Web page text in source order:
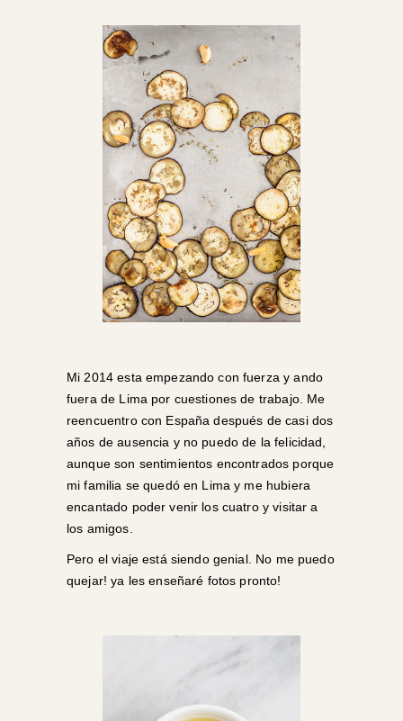
Mi 2014 esta empezando con fuerza y ando
fuera de Lima por cuestiones de trabajo. Me
reencuentro con España después de casi dos
años de ausencia y no puedo de la felicidad,
aunque son sentimientos encontrados porque
mi familia se quedó en Lima y me hubiera
encantado poder venir los cuatro y visitar a
los amigos.
Pero el viaje está siendo genial. No me puedo
quejar! ya les enseñaré fotos pronto!